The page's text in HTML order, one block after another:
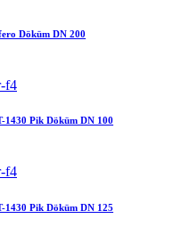
Döküm DN 200
1430 Pik Döküm DN 100
1430 Pik Döküm DN 125